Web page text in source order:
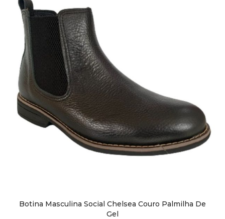
Botina Masculina Social Chelsea Couro Palmilha De
Gel